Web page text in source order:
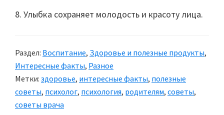
8. Улыбка сохраняет молодость и красоту лица.
Раздел: Воспитание, Здоровье и полезные продукты,
Интересные факты, Разное
Метки: здоровье, интересные факты, полезные
советы, психолог, психология, родителям, советы,
советы врача